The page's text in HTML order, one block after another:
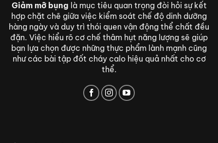
Giảm mỡ bụng là mục tiêu quan trọng đòi hỏi sự kết
hợp chặt chẽ giữa việc kiểm soát chế độ dinh dưỡng
hàng ngày và duy trì thói quen vận động thể chất đều
đặn. Việc hiểu rõ cơ chế thâm hụt năng lượng sẽ giúp
bạn lựa chọn được những thực phẩm lành mạnh cũng
như các bài tập đốt cháy calo hiệu quả nhất cho cơ
thể.